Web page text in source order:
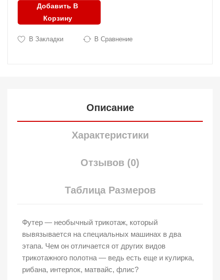
Добавить В
Корзину
В Закладки В Сравнение
Описание
Характеристики
Отзывов (0)
Таблица Размеров
Футер — необычный трикотаж, который
вывязывается на специальных машинах в два
этапа. Чем он отличается от других видов
трикотажного полотна — ведь есть еще и кулирка,
рибана, интерлок, матвайс, флис?